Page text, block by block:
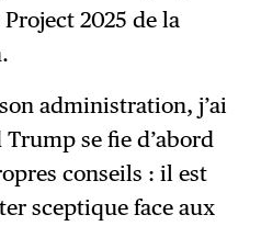
2025 de la
administration, j’ai
se fie d’abord
conseils : il est
sceptique face aux